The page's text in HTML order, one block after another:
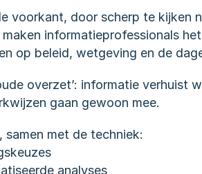
voorkant, door scherp te kijken
informatieprofessionals
op beleid, wetgeving en de
overzet’: informatie verhuist
gaan gewoon mee.
met de techniek:
analyses